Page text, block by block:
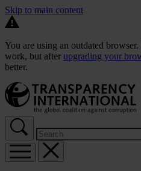
Skip to main content
You are using an outdated
work, but after upgrading your
better.